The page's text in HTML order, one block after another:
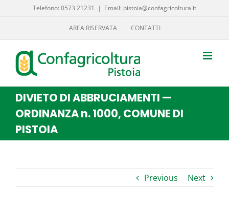
Telefono: 0573 21231 | Email: pistoia@confagricoltura.it
AREA RISERVATA CONTATTI
DIVIETO DI ABBRUCIAMENTI —
ORDINANZA n. 1000, COMUNE DI
PISTOIA
Previous Next